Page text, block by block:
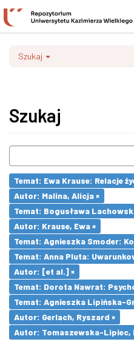
Szukaj
Szukaj
Temat: Ewa Krause: Relacje
Autor: Malina, Alicja ×
Temat: Bogusława
Autor: Krause, Ewa ×
Temat: Agnieszka Smoder:
Temat: Anna Pluta:
Autor: [et al.] ×
Temat: Dorota Nawrat:
Temat: Agnieszka Lipińska-
Autor: Gerlach, Ryszard ×
Autor: Tomaszewska-Lipiec,